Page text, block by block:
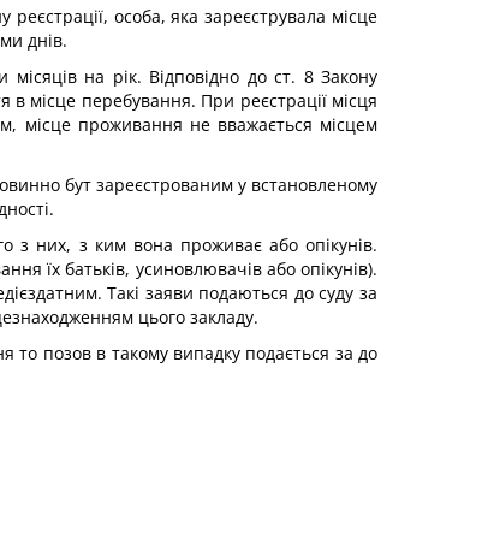
особа, яка зареєструвала місце
днів.
на рік. Відповідно до ст. 8 Закону
в місце перебування. При реєстрації місця
місце проживання не вважається місцем
бут зареєстрованим у встановленому
з них, з ким вона проживає або опікунів.
їх батьків, усиновлювачів або опікунів).
Такі заяви подаються до суду за
цього закладу.
то позов в такому випадку подається за до